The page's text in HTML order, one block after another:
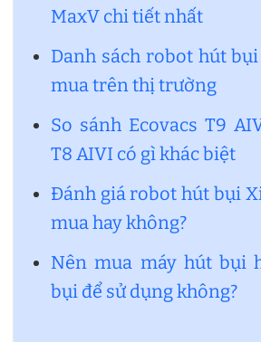
MaxV chi tiết nhất
Danh sách robot hút
mua trên thị trường
So sánh Ecovacs T9
T8 AIVI có gì khác biệt
Đánh giá robot hút bụi
mua hay không?
Nên mua máy hút bụi
bụi để sử dụng không?